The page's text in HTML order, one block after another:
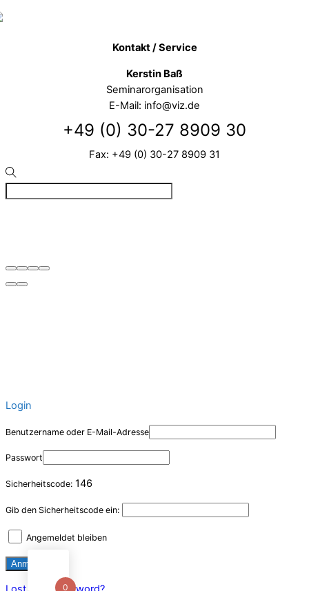
Kontakt / Service
Kerstin Baß
Seminarorganisation
E-Mail: info@viz.de
+49 (0) 30-27 8909 30
Fax: +49 (0) 30-27 8909 31
0
Login
Benutzername oder E-Mail-Adresse
Passwort
Sicherheitscode: 146
Gib den Sicherheitscode ein:
Angemeldet bleiben